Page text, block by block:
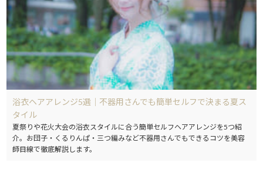
浴衣ヘアアレンジ5選｜不器用さんでも簡単セルフで決まる夏ス
タイル
夏祭りや花火大会の浴衣スタイルに合う簡単セルフヘアアレンジを5つ紹
介。お団子・くるりんぱ・三つ編みなど不器用さんでもできるコツを美容
師目線で徹底解説します。